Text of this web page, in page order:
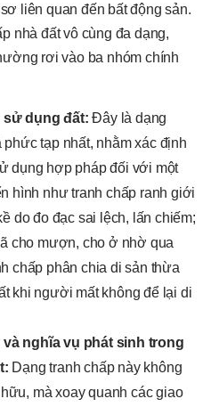
liên quan đến bất động sản.
nhà đất vô cùng đa dạng,
rơi vào ba nhóm chính
sử dụng đất: Đây là dạng
tạp nhất, nhằm xác định
dụng hợp pháp đối với một
hình như tranh chấp ranh giới
do đo đạc sai lệch, lấn chiếm;
cho mượn, cho ở nhờ qua
chấp phân chia di sản thừa
khi người mất không để lại di
nghĩa vụ phát sinh trong
Dạng tranh chấp này không
mà xoay quanh các giao